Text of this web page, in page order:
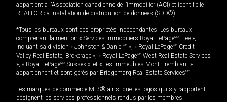
appartient à l'Association canadienne de l’immobilier (ACI) et identifie le
REALTOR.ca Installation de distribution de données (SDD®).
*Tous les bureaux sont des propriétés indépendantes. Les bureaux
comprenant la mention « Services immobiliers Royal LePageMD Ltée »,
incluant sa division « Johnston & Daniel MD », « Royal LePageMD Credit
Valley Real Estate, Brokerage », « Royal LePageMD West Real Estate Services
», « Royal LePageMD Sussex », et « Les immeubles Mont-Tremblant »
appartiennent et sont gérés par Bridgemarq Real Estate ServicesMD.
Les marques de commerce MLS® ainsi que les logos qui s'y rapportent
désignent les services professionnels rendus par les membres